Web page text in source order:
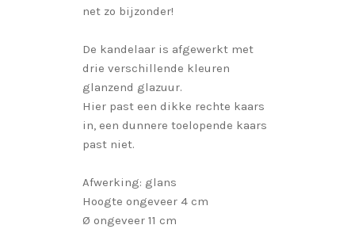
net zo bijzonder!
De kandelaar is afgewerkt met
drie verschillende kleuren
glanzend glazuur.
Hier past een dikke rechte kaars
in, een dunnere toelopende kaars
past niet.
Afwerking: glans
Hoogte ongeveer 4 cm
Ø ongeveer 11 cm